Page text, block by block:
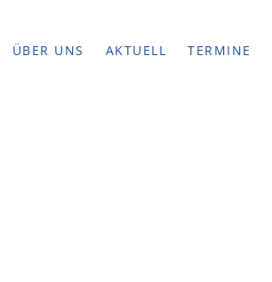
ÜBER UNS AKTUELL TERMINE